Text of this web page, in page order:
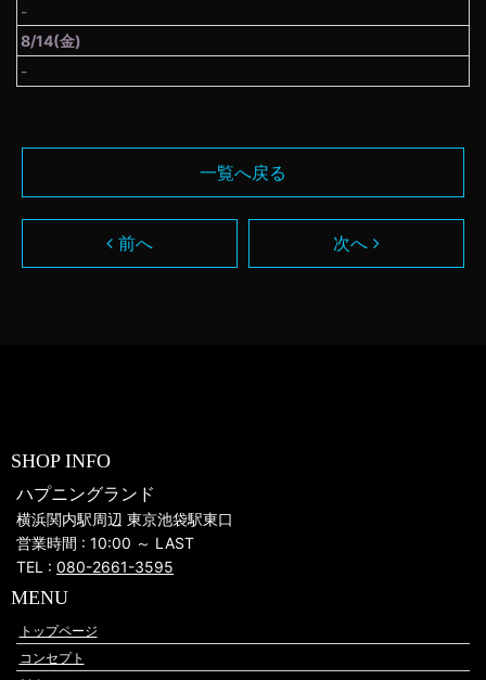
-
8/14(金)
-
前へ
一覧へ戻る
次へ
SHOP INFO
ハプニングランド
横浜関内駅周辺 東京池袋駅東口
営業時間 : 10:00 ～ LAST
TEL : 080-2661-3595
MENU
トップページ
コンセプト